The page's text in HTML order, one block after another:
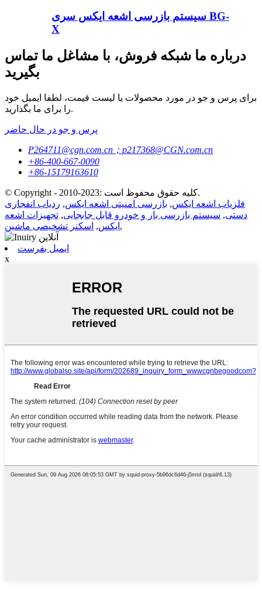
سیستم بازرسی اشعه ایکس سری BG-
X
درباره ما شبکه فروش، با مشاغل ما تماس
بگیرید
برای پرس و جو در مورد محصولات یا لیست قیمت، لطفا ایمیل خود
را برای ما بگذارید.
پرس و جو در حال حاضر
P264711@cgn.com.cn；p217368@CGN.com.cn
+86-400-667-0090
+86-15179163610
© Copyright - 2010-2023: کلیه حقوق محفوظ است.
فلزیاب اشعه ایکس, بازرسی امنیتی اشعه ایکس, ردیاب انفجاری
دستی, سیستم بازرسی بار و خودرو قابل جابجایی, تجهیزات اشعه
ایکس, اسکنر تشخیصی ماشین ,
ایمیل بفرست
x